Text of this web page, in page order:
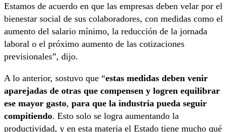
Estamos de acuerdo en que las empresas deben velar por el
bienestar social de sus colaboradores, con medidas como el
aumento del salario mínimo, la reducción de la jornada
laboral o el próximo aumento de las cotizaciones
previsionales”, dijo.
A lo anterior, sostuvo que “estas medidas deben venir
aparejadas de otras que compensen y logren equilibrar
ese mayor gasto, para que la industria pueda seguir
compitiendo. Esto solo se logra aumentando la
productividad, y en esta materia el Estado tiene mucho qué